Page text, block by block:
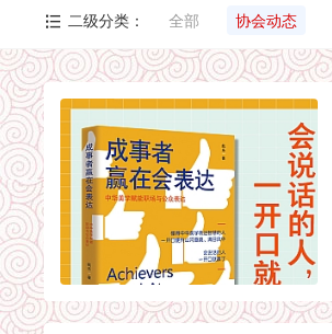
二级分类： 全部 协会动态